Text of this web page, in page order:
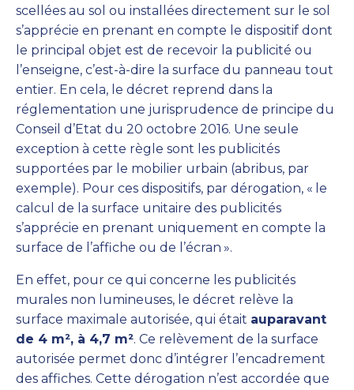
scellées au sol ou installées directement sur le sol
s’apprécie en prenant en compte le dispositif dont
le principal objet est de recevoir la publicité ou
l’enseigne, c’est-à-dire la surface du panneau tout
entier. En cela, le décret reprend dans la
réglementation une jurisprudence de principe du
Conseil d’Etat du 20 octobre 2016. Une seule
exception à cette règle sont les publicités
supportées par le mobilier urbain (abribus, par
exemple). Pour ces dispositifs, par dérogation, « le
calcul de la surface unitaire des publicités
s’apprécie en prenant uniquement en compte la
surface de l’affiche ou de l’écran ».
En effet, pour ce qui concerne les publicités
murales non lumineuses, le décret relève la
surface maximale autorisée, qui était auparavant
de 4 m², à 4,7 m². Ce relèvement de la surface
autorisée permet donc d’intégrer l’encadrement
des affiches. Cette dérogation n’est accordée que